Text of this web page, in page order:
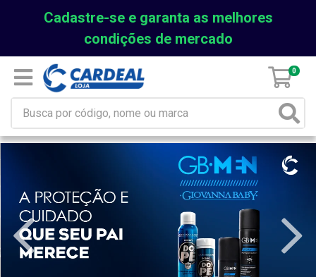
Cadastre-se e garanta as melhores
condições de mercado
0